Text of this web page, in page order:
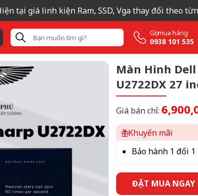
tại giá linh kiện Ram, SSD, Vga thay đổi theo
Gọi mua hàng
0938 101 535
Màn Hình
U2722DX 27
Giá bán chỉ:
Khuyến mãi
Bảo hành 1 đổi
ĐẶT MUA NGAY